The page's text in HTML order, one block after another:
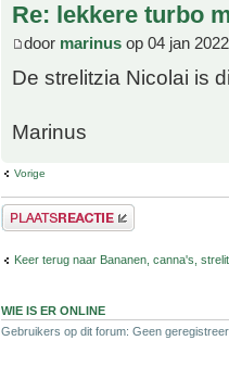
Re: lekkere turbo
door marinus op 04 jan
De strelitzia Nicolai is
Marinus
Vorige
Plaats een reactie
Keer terug naar Bananen, canna's,
WIE IS ER ONLINE
Gebruikers op dit forum: Geen